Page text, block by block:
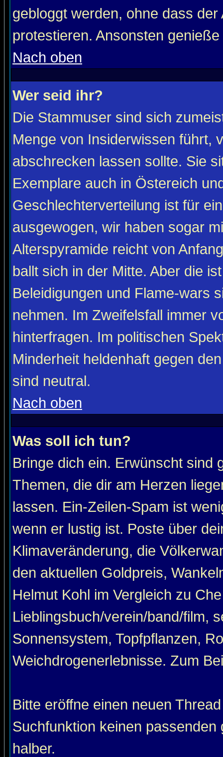
gebloggt werden, ohne dass
protestieren. Ansonsten
Nach oben
Wer seid ihr?
Die Stammuser sind sich
Menge von Insiderwissen führt,
abschrecken lassen sollte. Sie
Exemplare auch in Östereich
Geschlechterverteilung ist für
ausgewogen, wir haben sogar
Alterspyramide reicht von
ballt sich in der Mitte. Aber die
Beleidigungen und Flame-wars
nehmen. Im Zweifelsfall immer
hinterfragen. Im politischen
Minderheit heldenhaft gegen
sind neutral.
Nach oben
Was soll ich tun?
Bringe dich ein. Erwünscht sind
Themen, die dir am Herzen
lassen. Ein-Zeilen-Spam ist
wenn er lustig ist. Poste über
Klimaveränderung, die
den aktuellen Goldpreis,
Helmut Kohl im Vergleich zu
Lieblingsbuch/verein/band/film,
Sonnensystem, Topfpflanzen,
Weichdrogenerlebnisse. Zum
Bitte eröffne einen neuen
Suchfunktion keinen
halber.